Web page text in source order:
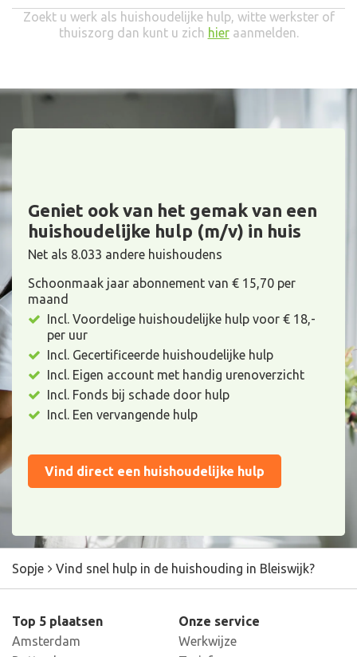
Zoekt u werk als huishoudelijke hulp, witte werkster of
thuiszorg dan kunt u zich hieraanmelden.
Geniet ook van het gemak van een
huishoudelijke hulp (m/v) in huis
Net als 8.033 andere huishoudens
Schoonmaak jaar abonnement van € 15,70 per
maand
Incl. Voordelige huishoudelijke hulp voor € 18,-
per uur
Incl. Gecertificeerde huishoudelijke hulp
Incl. Eigen account met handig urenoverzicht
Incl. Fonds bij schade door hulp
Incl. Een vervangende hulp
Vind direct een huishoudelijke hulp
Sopje Vind snel hulp in de huishouding in Bleiswijk?
Top 5 plaatsen
Amsterdam
Onze service
Werkwijze